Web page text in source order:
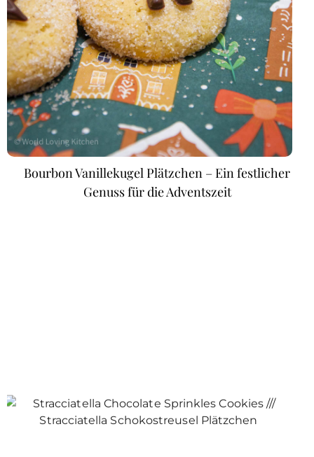
Bourbon Vanillekugel Plätzchen – Ein festlicher
Genuss für die Adventszeit